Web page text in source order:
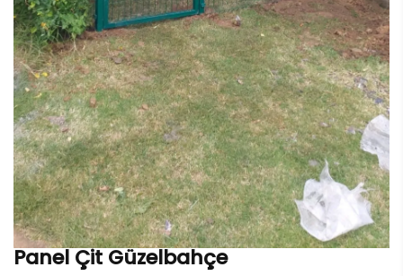
Panel Çit Güzelbahçe